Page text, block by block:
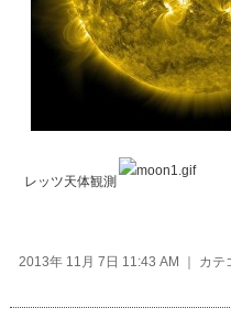
レッツ天体観測
2013年 11月 7日 11:43 AM ｜ カテ